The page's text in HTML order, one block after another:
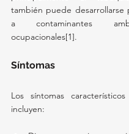
también puede desarrollarse
a contaminantes
ocupacionales[1].
Síntomas
Los síntomas
incluyen: